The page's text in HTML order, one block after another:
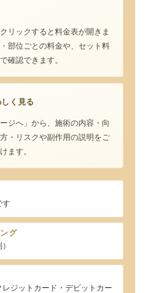
リックすると料金表が開きま
部位ごとの料金や、セット料
確認できます。
しく見る
ージへ」から、施術の内容・向
・リスクや副作用の説明をご
ます。
す
グ
ジットカード・デビットカー